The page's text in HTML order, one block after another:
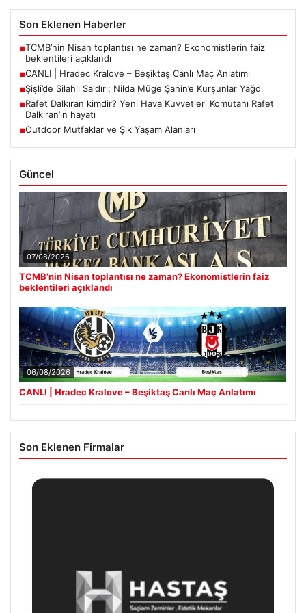
Son Eklenen Haberler
■TCMB’nin Nisan toplantısı ne zaman? Ekonomistlerin faiz
beklentileri açıklandı
■CANLI | Hradec Kralove – Beşiktaş Canlı Maç Anlatımı
■Şişli’de Silahlı Saldırı: Nilda Müge Şahin’e Kurşunlar Yağdı
■Rafet Dalkıran kimdir? Yeni Hava Kuvvetleri Komutanı Rafet
Dalkıran’ın hayatı
■Outdoor Mutfaklar ve Şık Yaşam Alanları
Güncel
07/08/2026
TCMB’nin Nisan toplantısı ne zaman? Ekonomistlerin faiz
beklentileri açıklandı
06/08/2026
CANLI | Hradec Kralove – Beşiktaş Canlı Maç Anlatımı
Son Eklenen Firmalar